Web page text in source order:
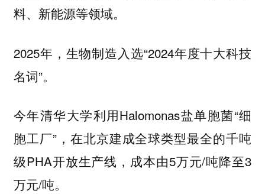
料、新能源等领域。
2025年，生物制造入选“2024年度十大科技
名词”。
今年清华大学利用Halomonas盐单胞菌“细
胞工厂”，在北京建成全球类型最全的千吨
级PHA开放生产线，成本由5万元/吨降至3
万元/吨。